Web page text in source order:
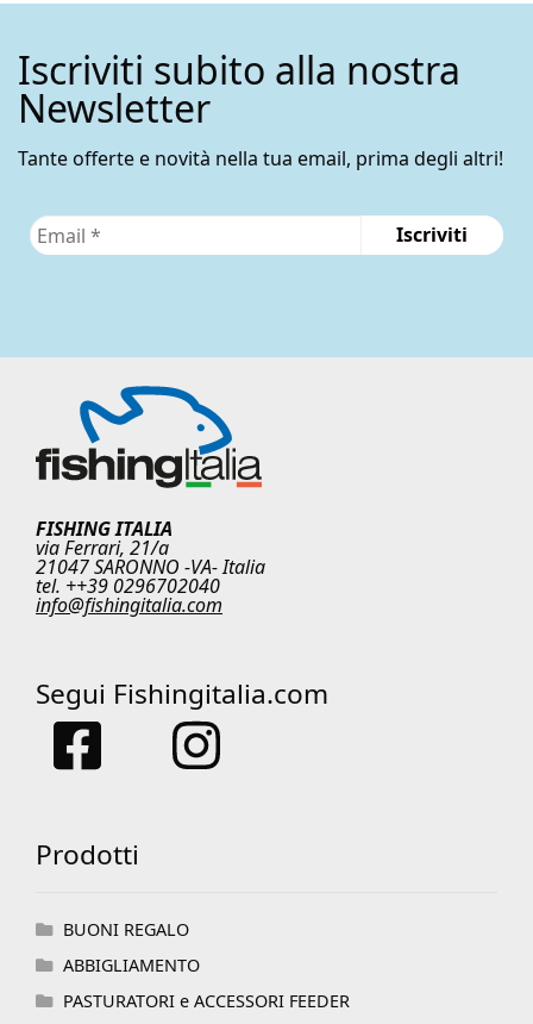
Iscriviti subito alla nostra
Newsletter
Tante offerte e novità nella tua email, prima degli altri!
FISHING ITALIA
via Ferrari, 21/a
21047 SARONNO -VA- Italia
tel. ++39 0296702040
info@fishingitalia.com
Segui Fishingitalia.com
Prodotti
BUONI REGALO
ABBIGLIAMENTO
PASTURATORI e ACCESSORI FEEDER